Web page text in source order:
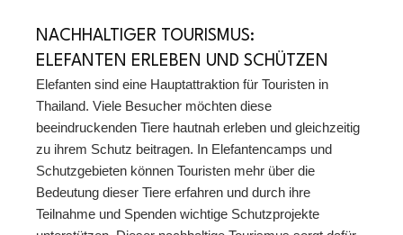
NACHHALTIGER TOURISMUS:
ELEFANTEN ERLEBEN UND SCHÜTZEN
Elefanten sind eine Hauptattraktion für Touristen in
Thailand. Viele Besucher möchten diese
beeindruckenden Tiere hautnah erleben und gleichzeitig
zu ihrem Schutz beitragen. In Elefantencamps und
Schutzgebieten können Touristen mehr über die
Bedeutung dieser Tiere erfahren und durch ihre
Teilnahme und Spenden wichtige Schutzprojekte